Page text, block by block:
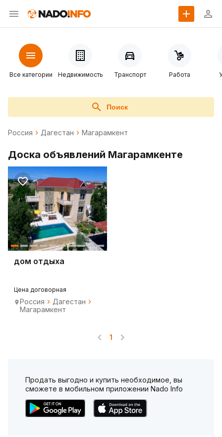
Все категории Недвижимость Транспорт Работа
Поиск
Россия Дагестан Магарамкент
Доска объявлений Магарамкенте
дом отдыха
Цена договорная
Россия
Дагестан
Магарамкент
1
Продать выгодно и купить необходимое, вы
сможете в мобильном приложении Nado Info